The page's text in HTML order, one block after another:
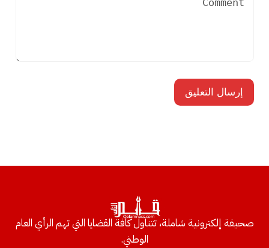
صحيفة إلكترونية شاملة، تتناول كافة القضايا التي تهم الرأي العام
الوطني.